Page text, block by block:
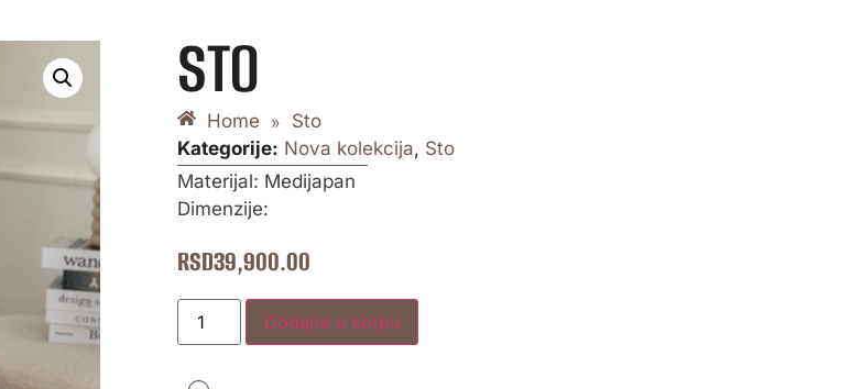
STO
Home » Sto
Kategorije: Nova kolekcija, Sto
Materijal: Medijapan
Dimenzije:
RSD39,900.00
Dodajte u korpu